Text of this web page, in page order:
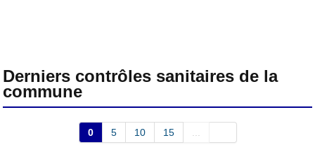
Derniers contrôles sanitaires de la
commune
0 5 10 15 ...